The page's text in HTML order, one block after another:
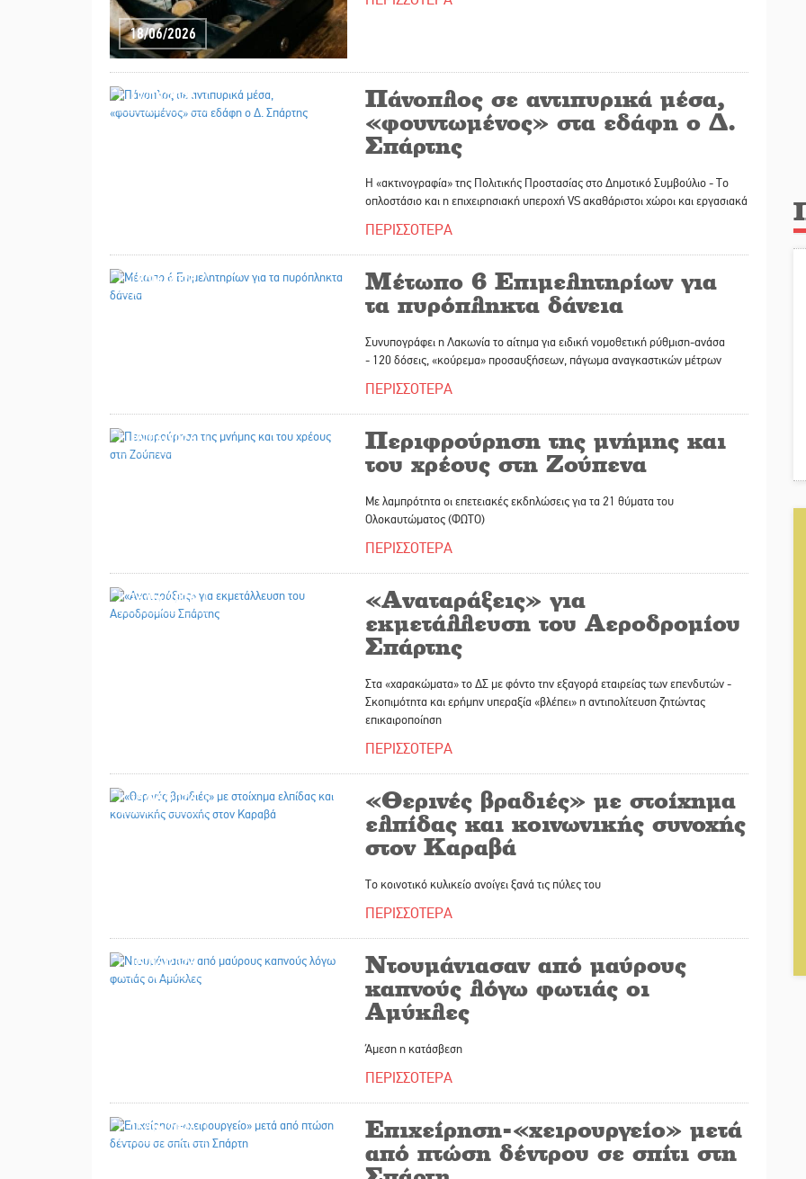
18/06/2026
17/06/2026
Πάνοπλος σε αντιπυρικά μέσα,
«φουντωμένος» στα εδάφη ο Δ.
Σπάρτης
Η «ακτινογραφία» της Πολιτικής Προστασίας στο Δημοτικό Συμβούλιο - Το
οπλοστάσιο και η επιχειρησιακή υπεροχή VS ακαθάριστοι χώροι και εργασιακά
ΠΕΡΙΣΣΟΤΕΡΑ
17/06/2026
Μέτωπο 6 Επιμελητηρίων για
τα πυρόπληκτα δάνεια
Συνυπογράφει η Λακωνία το αίτημα για ειδική νομοθετική ρύθμιση-ανάσα
- 120 δόσεις, «κούρεμα» προσαυξήσεων, πάγωμα αναγκαστικών μέτρων
ΠΕΡΙΣΣΟΤΕΡΑ
16/06/2026
Περιφρούρηση της μνήμης και
του χρέους στη Ζούπενα
Με λαμπρότητα οι επετειακές εκδηλώσεις για τα 21 θύματα του
Ολοκαυτώματος (ΦΩΤΟ)
ΠΕΡΙΣΣΟΤΕΡΑ
16/06/2026
«Αναταράξεις» για
εκμετάλλευση του Αεροδρομίου
Σπάρτης
Στα «χαρακώματα» το ΔΣ με φόντο την εξαγορά εταιρείας των επενδυτών -
Σκοπιμότητα και ερήμην υπεραξία «βλέπει» η αντιπολίτευση ζητώντας
επικαιροποίηση
ΠΕΡΙΣΣΟΤΕΡΑ
15/06/2026
«Θερινές βραδιές» με στοίχημα
ελπίδας και κοινωνικής συνοχής
στον Καραβά
Το κοινοτικό κυλικείο ανοίγει ξανά τις πύλες του
ΠΕΡΙΣΣΟΤΕΡΑ
15/06/2026
Ντουμάνιασαν από μαύρους
καπνούς λόγω φωτιάς οι
Αμύκλες
Άμεση η κατάσβεση
ΠΕΡΙΣΣΟΤΕΡΑ
15/06/2026
Επιχείρηση-«χειρουργείο» μετά
από πτώση δέντρου σε σπίτι στη